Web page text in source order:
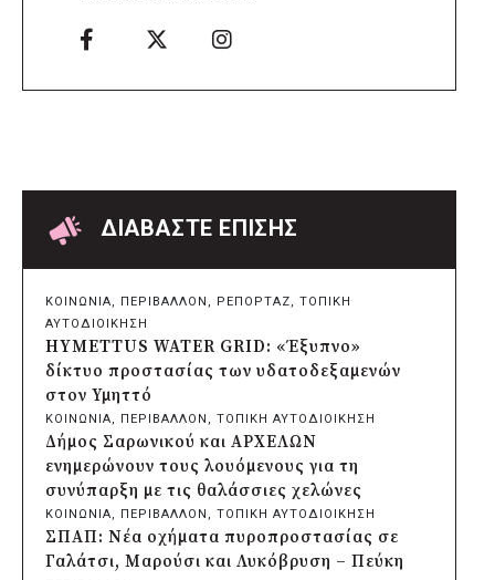
Δήμος Ελληνικού – Αργυρούπολης για το
Seoul Smart City Prize 2026
δίκτυο ηλεκτροφωτισμού
πριν από 2 μέρες
Δήμος Πατρέων: Αντικατάσταση
φωτιστικών μετά τη λεηλασία στο έλος
της Αγυιάς
πριν από 2 μέρες
Δήμος Σαρωνικού: Βανδάλισαν το
εκκλησάκι της Μεταμόρφωσης του
Σωτήρος
πριν από 2 μέρες
Περιφέρεια Αττικής: Έξι συμπεράσματα
για την ψηφιακή μετάβαση των
επιχειρήσεων
πριν από 2 μέρες
Δήμος Σαρωνικού και ΑΡΧΕΛΩΝ
ΔΙΑΒΑΣΤΕ ΕΠΙΣΗΣ
ΚΟΙΝΩΝΙΑ, ΠΕΡΙΒΑΛΛΟΝ , ΡΕΠΟΡΤΑΖ, ΤΟΠΙΚΗ
ΑΥΤΟΔΙΟΙΚΗΣΗ
HYMETTUS WATER GRID: «Έξυπνο»
δίκτυο προστασίας των υδατοδεξαμενών
στον Υμηττό
ΚΟΙΝΩΝΙΑ, ΠΕΡΙΒΑΛΛΟΝ , ΤΟΠΙΚΗ ΑΥΤΟΔΙΟΙΚΗΣΗ
Δήμος Σαρωνικού και ΑΡΧΕΛΩΝ
ενημερώνουν τους λουόμενους για τη
συνύπαρξη με τις θαλάσσιες χελώνες
ΚΟΙΝΩΝΙΑ, ΠΕΡΙΒΑΛΛΟΝ , ΤΟΠΙΚΗ ΑΥΤΟΔΙΟΙΚΗΣΗ
ΣΠΑΠ: Νέα οχήματα πυροπροστασίας σε
Γαλάτσι, Μαρούσι και Λυκόβρυση – Πεύκη